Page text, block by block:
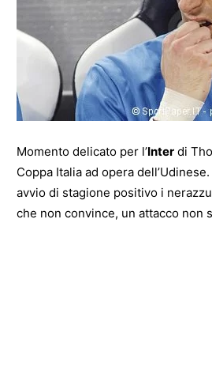
Momento delicato per l’Inter di
Coppa Italia ad opera
avvio di stagione positivo i
che non convince, un attacco non